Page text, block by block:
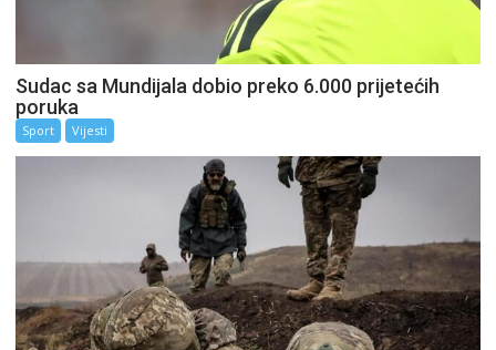
Sudac sa Mundijala dobio preko 6.000 prijetećih
poruka
Sport Vijesti